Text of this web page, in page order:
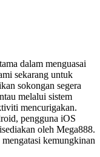
dalam menguasai
sekarang untuk
sokongan segera
melalui sistem
mencurigakan.
pengguna iOS
oleh Mega888.
kemungkinan